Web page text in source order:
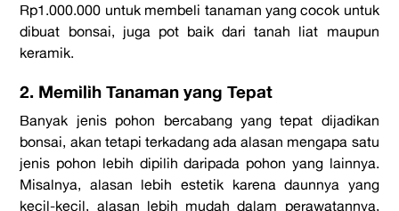
Rp1.000.000 untuk membeli tanaman yang cocok untuk
dibuat bonsai, juga pot baik dari tanah liat maupun
keramik.
2. Memilih Tanaman yang Tepat
Banyak jenis pohon bercabang yang tepat dijadikan
bonsai, akan tetapi terkadang ada alasan mengapa satu
jenis pohon lebih dipilih daripada pohon yang lainnya.
Misalnya, alasan lebih estetik karena daunnya yang
kecil-kecil, alasan lebih mudah dalam perawatannya,